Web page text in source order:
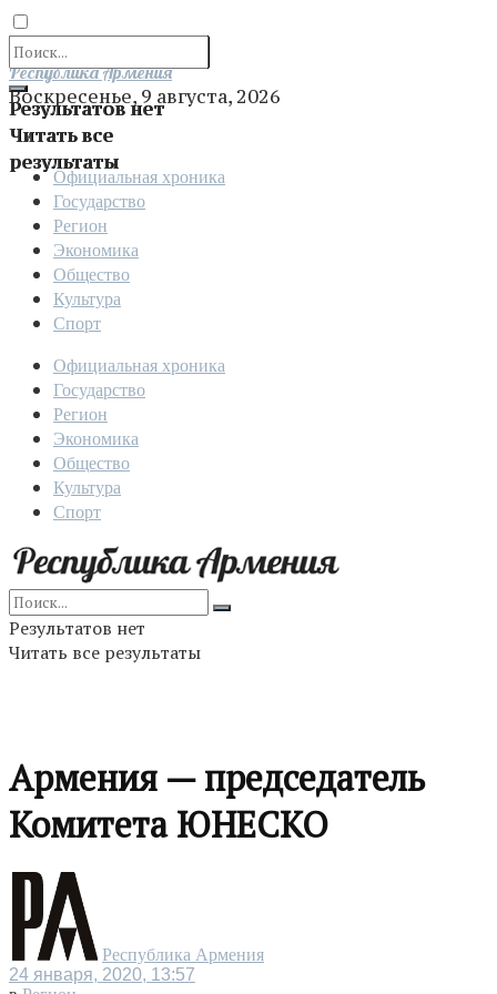
Результатов нет
Читать все
результаты
Отправить
Республика Армения
Воскресенье, 9 августа, 2026
Официальная хроника
Государство
Регион
Экономика
Общество
Культура
Спорт
Официальная хроника
Государство
Регион
Экономика
Общество
Культура
Спорт
Результатов нет
Читать все результаты
Армения — председатель
Комитета ЮНЕСКО
Республика Армения
24 января, 2020, 13:57